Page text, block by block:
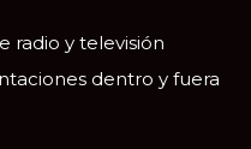
radio y televisión
dentro y fuera